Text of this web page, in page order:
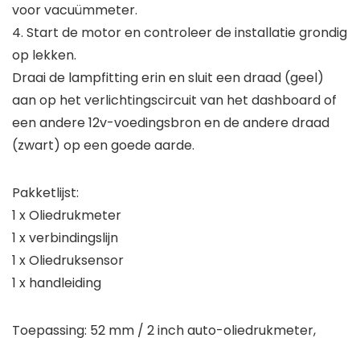
voor vacuümmeter.
4. Start de motor en controleer de installatie grondig
op lekken.
Draai de lampfitting erin en sluit een draad (geel)
aan op het verlichtingscircuit van het dashboard of
een andere 12v-voedingsbron en de andere draad
(zwart) op een goede aarde.
Pakketlijst:
1 x Oliedrukmeter
1 x verbindingslijn
1 x Oliedruksensor
1 x handleiding
Toepassing: 52 mm / 2 inch auto-oliedrukmeter,